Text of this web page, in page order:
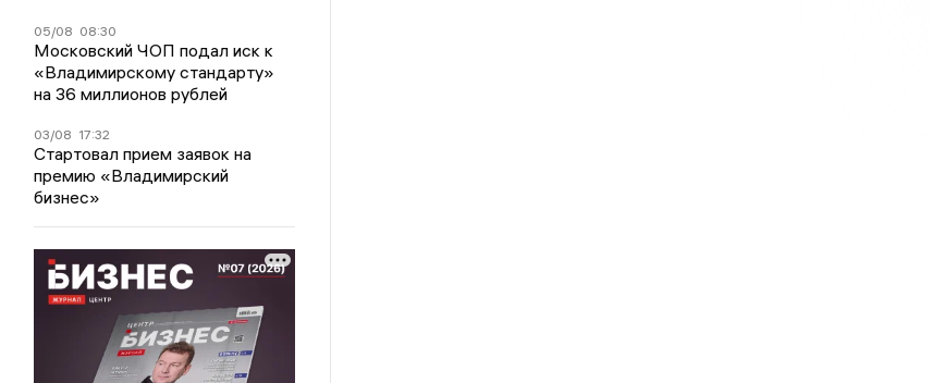
05/08 08:30
Московский ЧОП подал иск к
«Владимирскому стандарту»
на 36 миллионов рублей
03/08 17:32
Стартовал прием заявок на
премию «Владимирский
бизнес»